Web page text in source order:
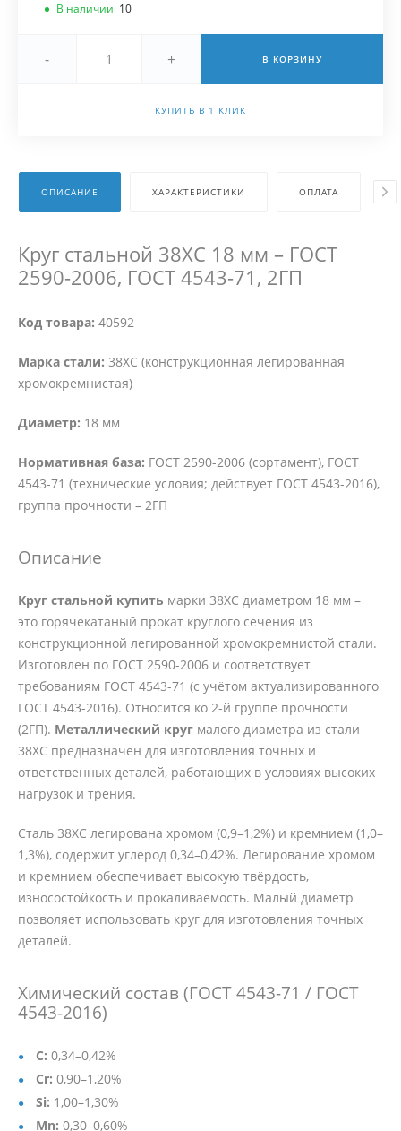
В наличии 10
- + В КОРЗИНУ
КУПИТЬ В 1 КЛИК
ОПИСАНИЕ ХАРАКТЕРИСТИКИ ОПЛАТА
Круг стальной 38ХС 18 мм – ГОСТ
2590-2006, ГОСТ 4543-71, 2ГП
Код товара: 40592
Марка стали: 38ХС (конструкционная легированная
хромокремнистая)
Диаметр: 18 мм
Нормативная база: ГОСТ 2590-2006 (сортамент), ГОСТ
4543-71 (технические условия; действует ГОСТ 4543-2016),
группа прочности – 2ГП
Описание
Круг стальной купить марки 38ХС диаметром 18 мм –
это горячекатаный прокат круглого сечения из
конструкционной легированной хромокремнистой стали.
Изготовлен по ГОСТ 2590-2006 и соответствует
требованиям ГОСТ 4543-71 (с учётом актуализированного
ГОСТ 4543-2016). Относится ко 2-й группе прочности
(2ГП). Металлический круг малого диаметра из стали
38ХС предназначен для изготовления точных и
ответственных деталей, работающих в условиях высоких
нагрузок и трения.
Сталь 38ХС легирована хромом (0,9–1,2%) и кремнием (1,0–
1,3%), содержит углерод 0,34–0,42%. Легирование хромом
и кремнием обеспечивает высокую твёрдость,
износостойкость и прокаливаемость. Малый диаметр
позволяет использовать круг для изготовления точных
деталей.
Химический состав (ГОСТ 4543-71 / ГОСТ
4543-2016)
C: 0,34–0,42%
Cr: 0,90–1,20%
Si: 1,00–1,30%
Mn: 0,30–0,60%